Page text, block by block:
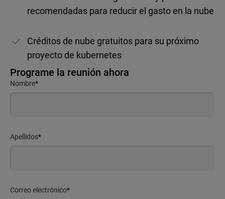
recomendadas para reducir el gasto en la nube
Créditos de nube gratuitos para su próximo
proyecto de kubernetes
Programe la reunión ahora
*
Nombre
*
Apellidos
*
Correo electrónico